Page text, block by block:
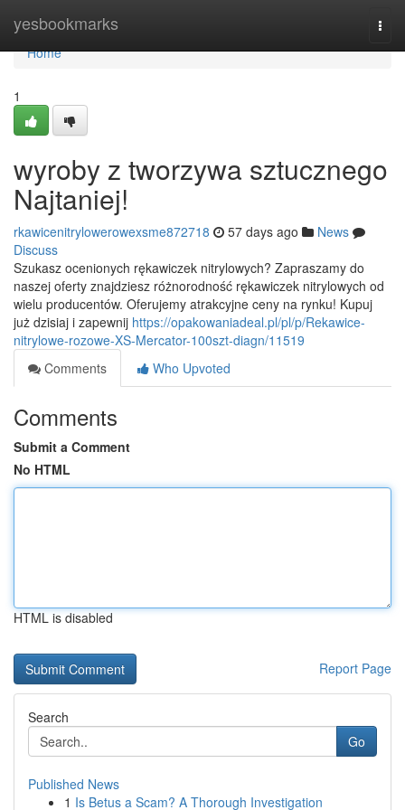
yesbookmarks
Home
Home
1
wyroby z tworzywa sztucznego
Najtaniej!
rkawicenitrylowerowexsme872718 57 days ago
News
Discuss
Szukasz ocenionych rękawiczek nitrylowych? Zapraszamy do
naszej oferty znajdziesz różnorodność rękawiczek nitrylowych od
wielu producentów. Oferujemy atrakcyjne ceny na rynku! Kupuj
już dzisiaj i zapewnij https://opakowaniadeal.pl/pl/p/Rekawice-
nitrylowe-rozowe-XS-Mercator-100szt-diagn/11519
Comments
Who Upvoted
Comments
Submit a Comment
No HTML
HTML is disabled
Report Page
Search
Go
Published News
1 Is Betus a Scam? A Thorough Investigation